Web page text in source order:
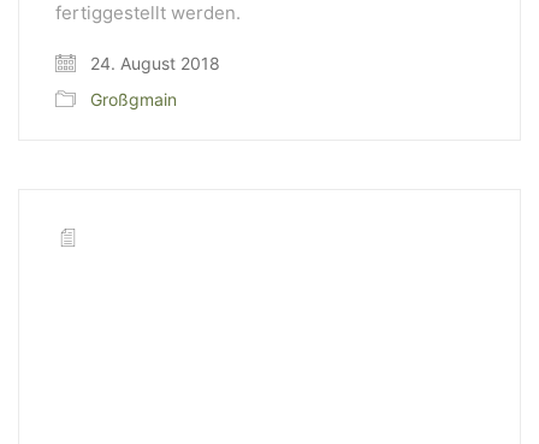
fertiggestellt werden.
24. August 2018
Großgmain